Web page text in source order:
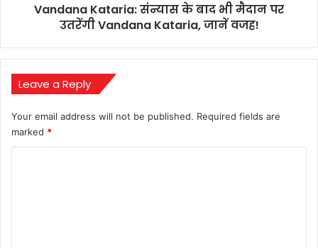
VandanaVandana Kataria: संन्यास के बाद भी मैदान पर
उतरेंगी Vandana Kataria, जानें वजह!
Leave a Reply
Your email address will not be published. Required fields are
marked *